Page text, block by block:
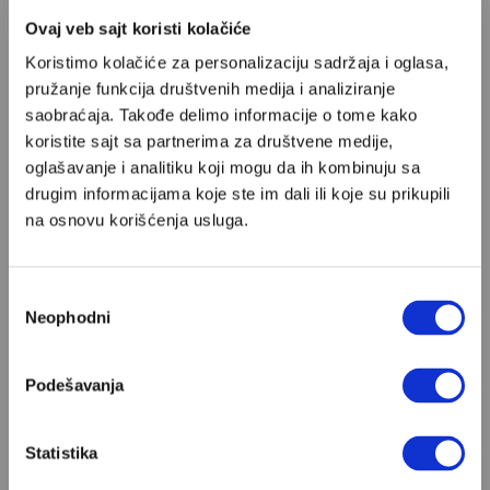
Ovaj veb sajt koristi kolačiće
Koristimo kolačiće za personalizaciju sadržaja i oglasa,
pružanje funkcija društvenih medija i analiziranje
saobraćaja. Takođe delimo informacije o tome kako
koristite sajt sa partnerima za društvene medije,
oglašavanje i analitiku koji mogu da ih kombinuju sa
drugim informacijama koje ste im dali ili koje su prikupili
na osnovu korišćenja usluga.
сагласности
Neophodni
Podešavanja
Statistika
SVETISLAV BASARA
Kako je jedan student srušio carstvo
DEJAN STOJILJKOVIĆ
’Svi smo mi bili bakunjinovci’, bile su reči Principa.